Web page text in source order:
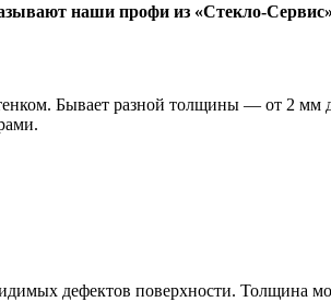
наши профи из «Стекло-
Бывает разной толщины — от 2 мм
дефектов поверхности. Толщина